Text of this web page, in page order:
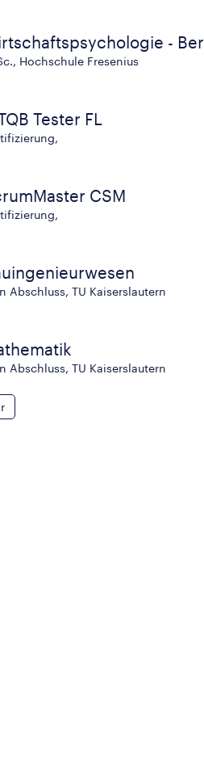
-
Hochschule Fresenius
Tester FL
CSM
Abschluss, TU Kaiserslautern
Abschluss, TU Kaiserslautern